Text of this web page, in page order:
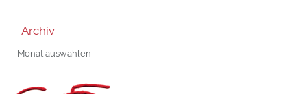
Archiv
Archiv